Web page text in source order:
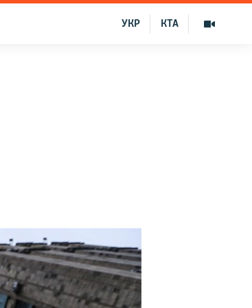
КТА
УКР